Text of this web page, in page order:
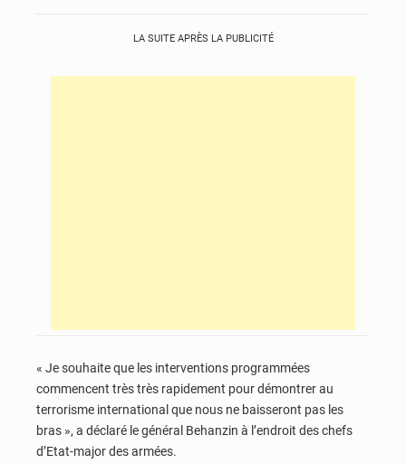
LA SUITE APRÈS LA PUBLICITÉ
« Je souhaite que les interventions programmées
commencent très très rapidement pour démontrer au
terrorisme international que nous ne baisseront pas les
bras », a déclaré le général Behanzin à l’endroit des chefs
d’Etat-major des armées.